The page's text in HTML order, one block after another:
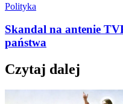
Polityka
Skandal na antenie
państwa
Czytaj dalej